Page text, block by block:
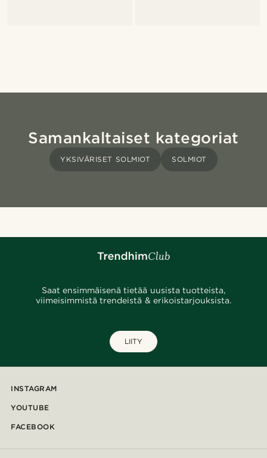
Samankaltaiset kategoriat
YKSIVÄRISET SOLMIOT SOLMIOT
Saat ensimmäisenä tietää uusista tuotteista,
viimeisimmistä trendeistä & erikoistarjouksista.
LIITY
INSTAGRAM
YOUTUBE
FACEBOOK